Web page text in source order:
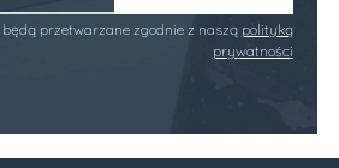
będą przetwarzane zgodnie z naszą polityką
prywatności